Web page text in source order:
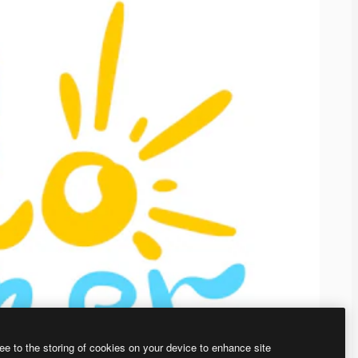
to the storing of cookies on your device to enhance site